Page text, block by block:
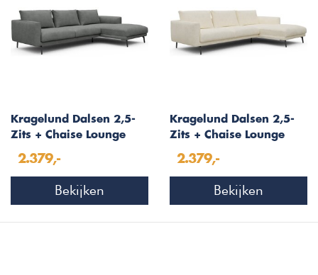
Kragelund Dalsen 2,5-
Zits + Chaise Lounge
2.379,-
Bekijken
Kragelund Dalsen 2,5-
Zits + Chaise Lounge
2.379,-
Bekijken